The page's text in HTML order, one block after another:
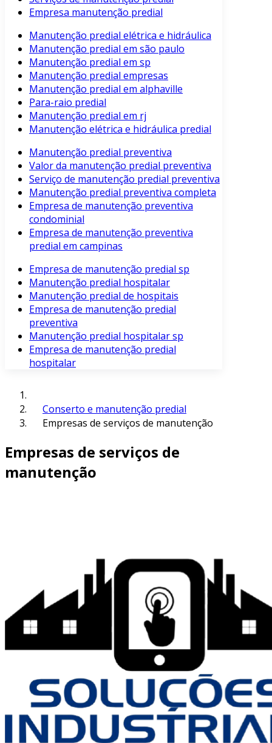
Empresa manutenção predial
Manutenção predial elétrica e hidráulica
Manutenção predial em são paulo
Manutenção predial em sp
Manutenção predial empresas
Manutenção predial em alphaville
Para-raio predial
Manutenção predial em rj
Manutenção elétrica e hidráulica predial
Manutenção predial preventiva
Valor da manutenção predial preventiva
Serviço de manutenção predial preventiva
Manutenção predial preventiva completa
Empresa de manutenção preventiva
condominial
Empresa de manutenção preventiva
predial em campinas
Empresa de manutenção predial sp
Manutenção predial hospitalar
Manutenção predial de hospitais
Empresa de manutenção predial
preventiva
Manutenção predial hospitalar sp
Empresa de manutenção predial
hospitalar
Conserto e manutenção predial
Empresas de serviços de manutenção
Empresas de serviços de
manutenção